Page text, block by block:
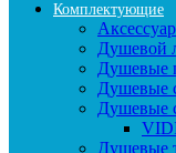
Комплектующие
Душевой
Душевые
Душевые
Душевые
Душевые